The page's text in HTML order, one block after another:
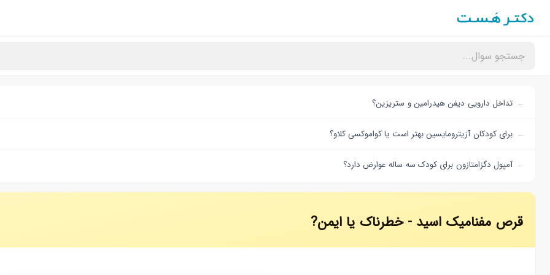
تداخل دارویی دیفن هیدرامین و ستریزین؟
برای کودکان آزیترومایسین بهتر است یا کواموکسی کلاو؟
آمپول دگزامتازون برای کودک سه ساله عوارض دارد؟
قرص مفنامیک اسید - خطرناک یا ایمن?